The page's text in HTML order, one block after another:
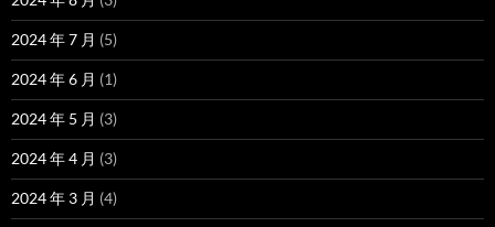
2024 年 7 月 (5)
2024 年 6 月 (1)
2024 年 5 月 (3)
2024 年 4 月 (3)
2024 年 3 月 (4)